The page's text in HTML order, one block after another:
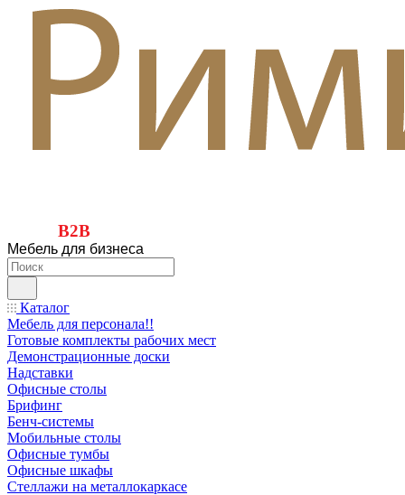
B2B
Мебель для бизнеса
Каталог
Мебель для персонала!!
Готовые комплекты рабочих мест
Демонстрационные доски
Надставки
Офисные столы
Брифинг
Бенч-системы
Мобильные столы
Офисные тумбы
Офисные шкафы
Стеллажи на металлокаркасе